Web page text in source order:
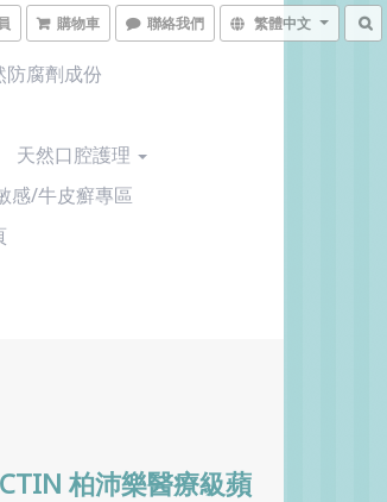
購物車 聯絡我們 繁體中文
防腐劑成份
天然口腔護理
感/牛皮癬專區
柏沛樂醫療級蘋